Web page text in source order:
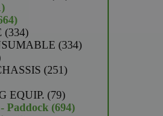
1
product
664
producten
334334
producten334334
251251
EQUIP. 7979
producten
Paddock 694694